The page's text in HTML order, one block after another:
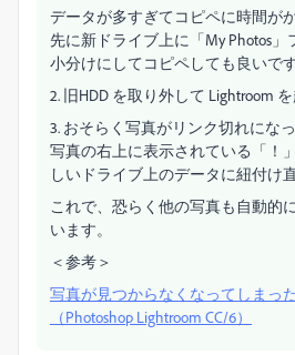
データが多すぎてコピペに時間が
先に新ドライブ上に「My Photos」
小分けにしてコピペしても良いです
2. 旧HDD を取り外して Lightroom を
3. おそらく写真がリンク切れにな
写真の右上に表示されている「！
しいドライブ上のデータに紐付け
これで、恐らく他の写真も自動的
います。
＜参考＞
写真が見つからなくなってしまっ
（Photoshop Lightroom CC/6）